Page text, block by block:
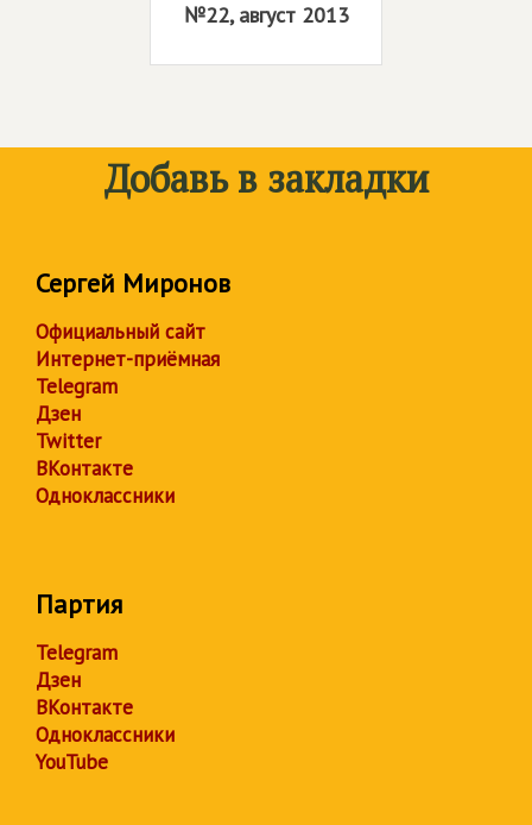
№22, август 2013
Добавь в закладки
Сергей Миронов
Официальный сайт
Интернет-приёмная
Telegram
Дзен
Twitter
ВКонтакте
Одноклассники
Партия
Telegram
Дзен
ВКонтакте
Одноклассники
YouTube